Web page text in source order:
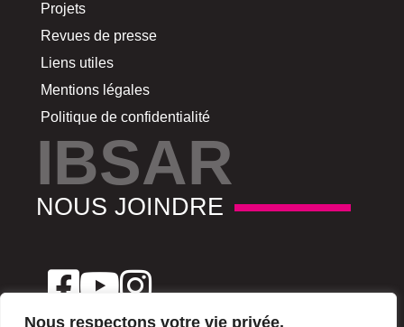
Nous respectons votre vie privée.
Projets
Revues de presse
Liens utiles
Mentions légales
Politique de confidentialité
IBSAR
NOUS JOINDRE